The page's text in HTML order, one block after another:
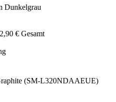
Dunkelgrau
€ Gesamt
(SM-L320NDAAEUE)